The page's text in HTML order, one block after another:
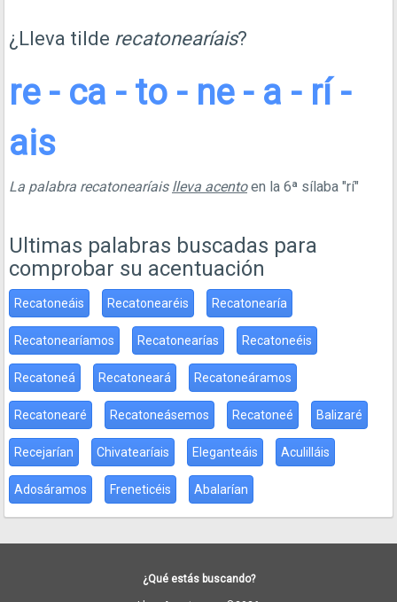
¿Lleva tilde recatonearíais?
re - ca - to - ne - a - rí -
ais
La palabra recatonearíais lleva acentoen la 6ª sílaba "rí"
Ultimas palabras buscadas para
comprobar su acentuación
Recatoneáis Recatonearéis Recatonearía
Recatonearíamos Recatonearías Recatoneéis
Recatoneá Recatoneará Recatoneáramos
Recatonearé Recatoneásemos Recatoneé Balizaré
Recejarían Chivatearíais Eleganteáis Aculilláis
Adosáramos Freneticéis Abalarían
¿Qué estás buscando?